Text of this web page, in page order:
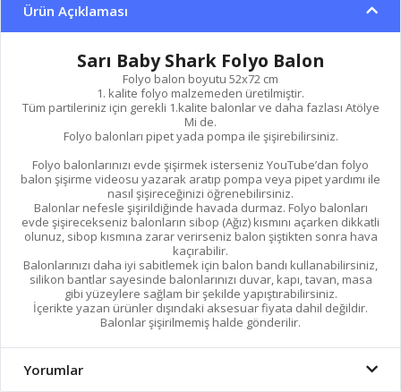
Ürün Açıklaması
Sarı Baby Shark Folyo Balon
Folyo balon boyutu 52x72 cm
1. kalite folyo malzemeden üretilmiştir.
Tüm partileriniz için gerekli 1.kalite balonlar ve daha fazlası Atölye
Mi de.
Folyo balonları pipet yada pompa ile şişirebilirsiniz.
Folyo balonlarınızı evde şişirmek isterseniz YouTube’dan folyo
balon şişirme videosu yazarak aratıp pompa veya pipet yardımı ile
nasıl şişireceğinizi öğrenebilirsiniz.
Balonlar nefesle şişirildiğinde havada durmaz. Folyo balonları
evde şişirecekseniz balonların sibop (Ağız) kısmını açarken dikkatli
olunuz, sibop kısmına zarar verirseniz balon şiştikten sonra hava
kaçırabilir.
Balonlarınızı daha iyi sabitlemek için balon bandı kullanabilirsiniz,
silikon bantlar sayesinde balonlarınızı duvar, kapı, tavan, masa
gibi yüzeylere sağlam bir şekilde yapıştırabilirsiniz.
İçerikte yazan ürünler dışındaki aksesuar fiyata dahil değildir.
Balonlar şişirilmemiş halde gönderilir.
Yorumlar